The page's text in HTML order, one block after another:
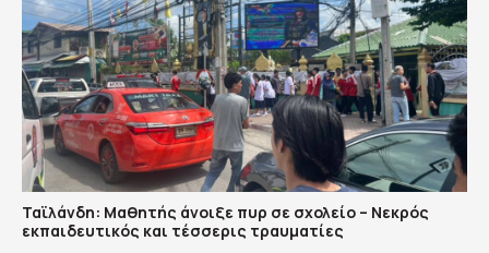
Ταϊλάνδη: Μαθητής άνοιξε πυρ σε σχολείο – Νεκρός
εκπαιδευτικός και τέσσερις τραυματίες